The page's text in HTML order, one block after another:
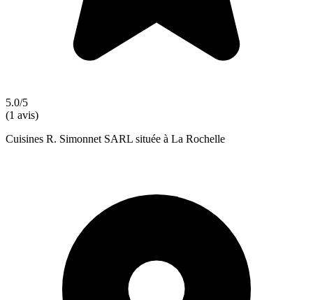
5.0/5
(1 avis)
Cuisines R. Simonnet SARL située à La Rochelle